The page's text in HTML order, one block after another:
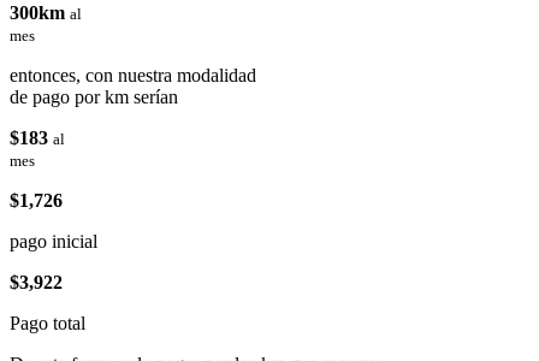
300km al
mes
entonces, con nuestra modalidad
de pago por km serían
$183 al
mes
$1,726
pago inicial
$3,922
Pago total